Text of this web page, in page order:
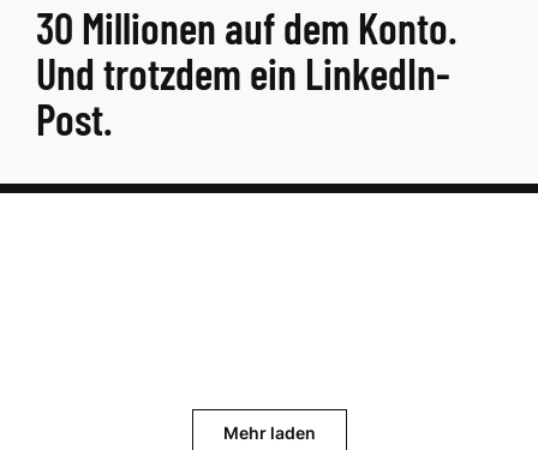
30 Millionen auf dem Konto.
Und trotzdem ein LinkedIn-
Post.
Mehr laden